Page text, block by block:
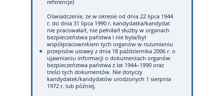
referencje)
Oświadczenie, że w okresie od dnia 22 lipca 1944
r. do dnia 31 lipca 1990 r. kandydatka/kandydat
nie pracowała/ł, nie pełniła/ł służby w organach
bezpieczeństwa państwa i nie była/był
współpracownikiem tych organów w rozumieniu
przepisów ustawy z dnia 18 października 2006 r. o
ujawnianiu informacji o dokumentach organów
bezpieczeństwa państwa z lat 1944–1990 oraz
treści tych dokumentów. Nie dotyczy
kandydatek/kandydatów urodzonych 1 sierpnia
1972 r. lub później.